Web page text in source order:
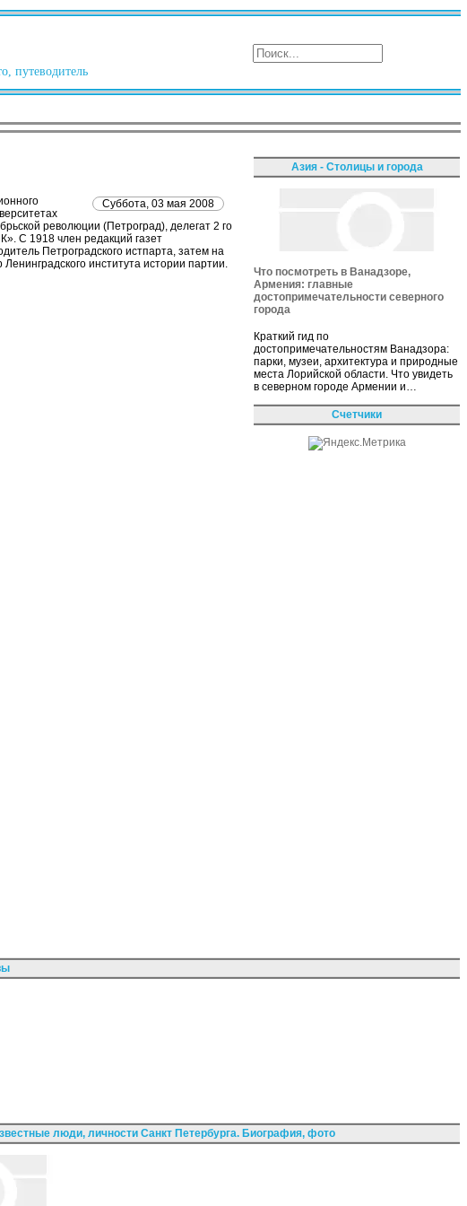
путеводитель
Суббота, 03 мая 2008
революции (Петроград), делегат 2 го
С 1918 член редакций газет
Петроградского истпарта, затем на
института истории партии.
Азия - Столицы и города
Что посмотреть в Ванадзоре,
Армения: главные
достопримечательности северного
города
Краткий гид по
достопримечательностям Ванадзора:
парки, музеи, архитектура и природные
места Лорийской области. Что увидеть
в северном городе Армении и…
Счетчики
люди, личности Санкт Петербурга. Биография, фото